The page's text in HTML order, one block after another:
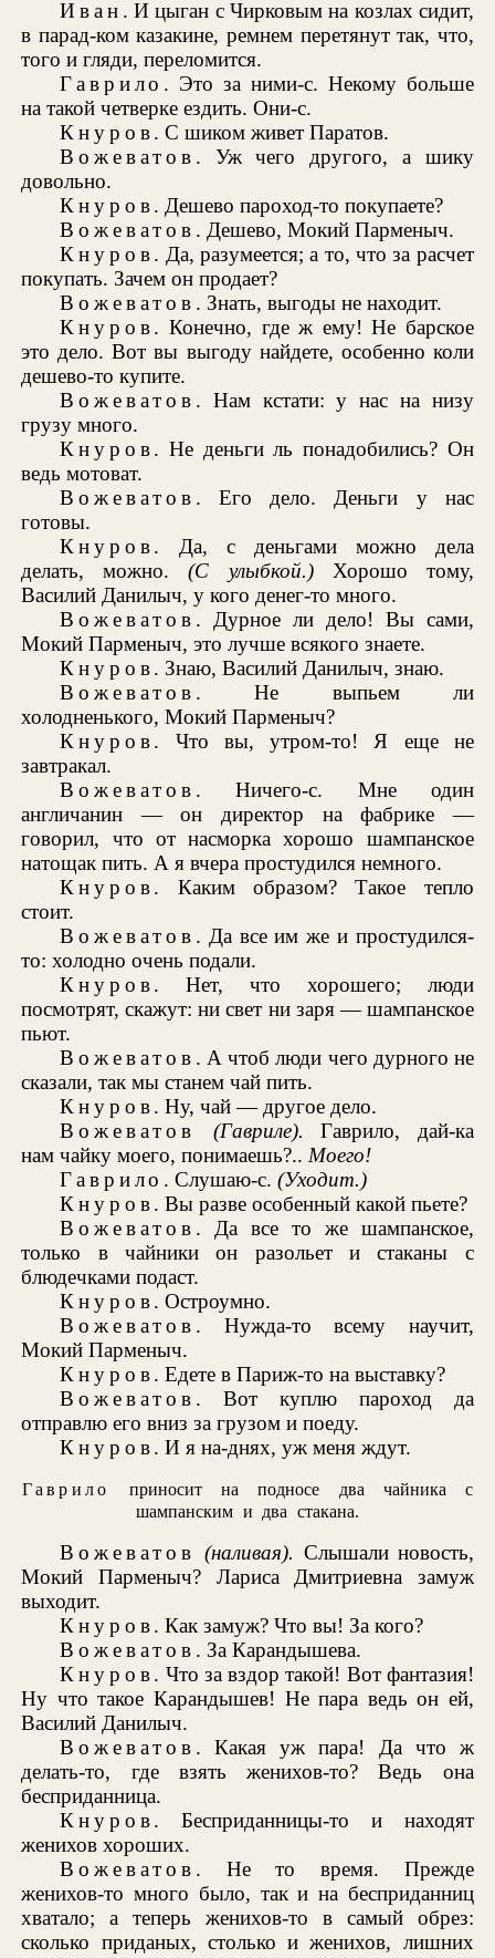
Иван . И цыган с Чирковым на козлах сидит,
в парад-ком казакине, ремнем перетянут так, что,
того и гляди, переломится.
Гаврило . Это за ними-с. Некому больше
на такой четверке ездить. Они-с.
Кнуров. С шиком живет Паратов.
Вожеватов . Уж чего другого, а шику
довольно.
Кнуров. Дешево пароход-то покупаете?
Вожеватов . Дешево, Мокий Парменыч.
Кнуров. Да, разумеется; а то, что за расчет
покупать. Зачем он продает?
Вожеватов . Знать, выгоды не находит.
Кнуров. Конечно, где ж ему! Не барское
это дело. Вот вы выгоду найдете, особенно коли
дешево-то купите.
Вожеватов . Нам кстати: у нас на низу
грузу много.
Кнуров. Не деньги ль понадобились? Он
ведь мотоват.
Вожеватов . Его дело. Деньги у нас
готовы.
Кнуров. Да, с деньгами можно дела
делать, можно.(С улыбкой.)Хорошо тому,
Василий Данилыч, у кого денег-то много.
Вожеватов . Дурное ли дело! Вы сами,
Мокий Парменыч, это лучше всякого знаете.
Кнуров. Знаю, Василий Данилыч, знаю.
Вожеватов . Не выпьем ли
холодненького, Мокий Парменыч?
Кнуров. Что вы, утром-то! Я еще не
завтракал.
Вожеватов . Ничего-с. Мне один
англичанин — он директор на фабрике —
говорил, что от насморка хорошо шампанское
натощак пить. А я вчера простудился немного.
Кнуров. Каким образом? Такое тепло
стоит.
Вожеватов . Да все им же и простудился-
то: холодно очень подали.
Кнуров. Нет, что хорошего; люди
посмотрят, скажут: ни свет ни заря — шампанское
пьют.
Вожеватов . А чтоб люди чего дурного не
сказали, так мы станем чай пить.
Кнуров. Ну, чай — другое дело.
Вожеватов
(Гавриле). Гаврило, дай-ка
нам чайку моего, понимаешь?..Моего!
Гаврило . Слушаю-с.(Уходит.)
Кнуров. Вы разве особенный какой пьете?
Вожеватов . Да все то же шампанское,
только в чайники он разольет и стаканы с
блюдечками подаст.
Кнуров. Остроумно.
Вожеватов . Нужда-то всему научит,
Мокий Парменыч.
Кнуров. Едете в Париж-то на выставку?
Вожеватов . Вот куплю пароход да
отправлю его вниз за грузом и поеду.
Кнуров. И я на-днях, уж меня ждут.
Гаврило
приносит на подносе два чайника с
шампанским и два стакана.
Вожеватов (наливая). Слышали новость,
Мокий Парменыч? Лариса Дмитриевна замуж
выходит.
Кнуров. Как замуж? Что вы! За кого?
Вожеватов . За Карандышева.
Кнуров. Что за вздор такой! Вот фантазия!
Ну что такое Карандышев! Не пара ведь он ей,
Василий Данилыч.
Вожеватов . Какая уж пара! Да что ж
делать-то, где взять женихов-то? Ведь она
бесприданница.
Кнуров. Бесприданницы-то и находят
женихов хороших.
Вожеватов . Не то время. Прежде
женихов-то много было, так и на бесприданниц
хватало; а теперь женихов-то в самый обрез:
сколько приданых, столько и женихов, лишних